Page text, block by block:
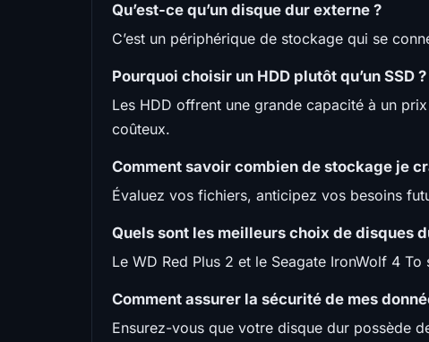
Qu’est-ce qu’un disque dur externe ?
C’est un périphérique de stockage qui se
Pourquoi choisir un HDD plutôt qu’un SSD ?
Les HDD offrent une grande capacité à un
coûteux.
Comment savoir combien de stockage je
Évaluez vos fichiers, anticipez vos besoins
Quels sont les meilleurs choix de disques
Le WD Red Plus 2 et le Seagate IronWolf 4
Comment assurer la sécurité de mes
Ensurez-vous que votre disque dur possède